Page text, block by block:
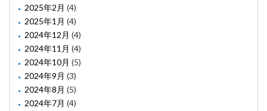
2025年2月 (4)
2025年1月 (4)
2024年12月 (4)
2024年11月 (4)
2024年10月 (5)
2024年9月 (3)
2024年8月 (5)
2024年7月 (4)